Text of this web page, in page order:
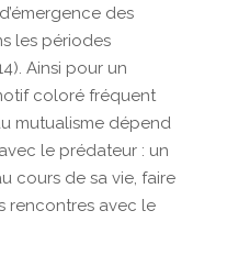
des
les périodes
Ainsi pour un
coloré fréquent
mutualisme dépend
le prédateur : un
cours de sa vie, faire
rencontres avec le